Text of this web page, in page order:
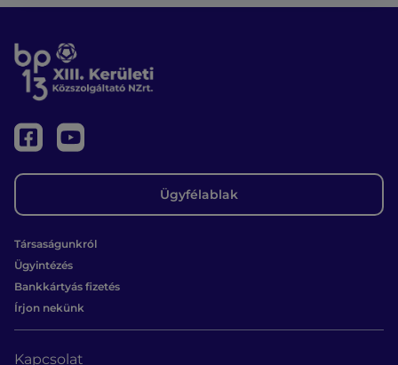
Ügyfélablak
Társaságunkról
Ügyintézés
Bankkártyás fizetés
Írjon nekünk
Kapcsolat